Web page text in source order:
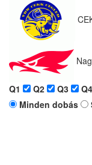
Q1 Q2 Q3 Q4
Minden dobás